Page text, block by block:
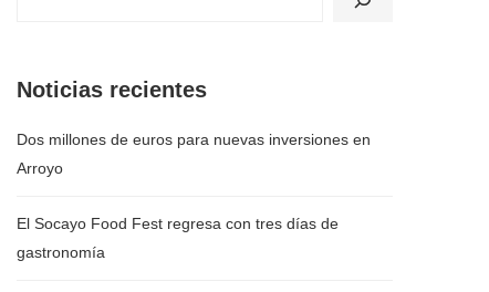
Noticias recientes
Dos millones de euros para nuevas inversiones en
Arroyo
El Socayo Food Fest regresa con tres días de
gastronomía